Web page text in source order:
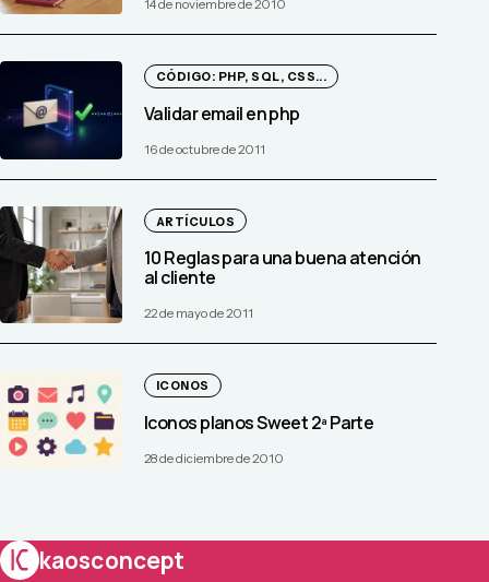
14 de noviembre de 2010
CÓDIGO: PHP, SQL, CSS...
Validar email en php
16 de octubre de 2011
ARTÍCULOS
10 Reglas para una buena atención
al cliente
22 de mayo de 2011
ICONOS
Iconos planos Sweet 2ª Parte
28 de diciembre de 2010
kaosconcept